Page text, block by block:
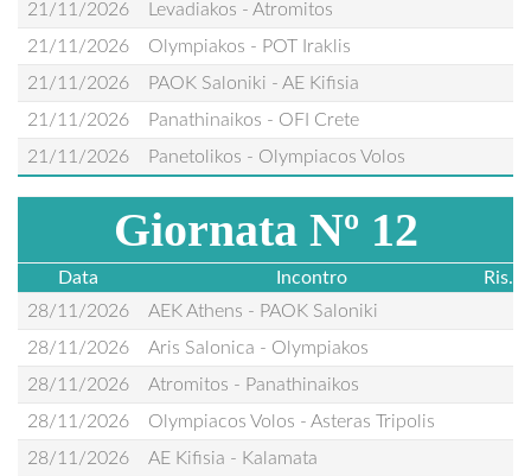
21/11/2026
Levadiakos - Atromitos
21/11/2026
Olympiakos - POT Iraklis
21/11/2026
PAOK Saloniki - AE Kifisia
21/11/2026
Panathinaikos - OFI Crete
21/11/2026
Panetolikos - Olympiacos Volos
Giornata Nº 12
Data Incontro
Ris.
28/11/2026
AEK Athens - PAOK Saloniki
28/11/2026
Aris Salonica - Olympiakos
28/11/2026
Atromitos - Panathinaikos
28/11/2026
Olympiacos Volos - Asteras Tripolis
28/11/2026
AE Kifisia - Kalamata